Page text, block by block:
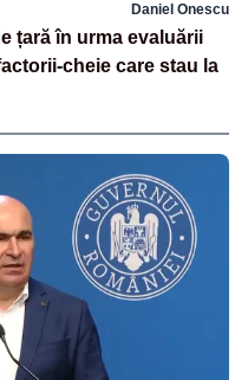
Daniel Onescu
țară în urma evaluării
cheie care stau la